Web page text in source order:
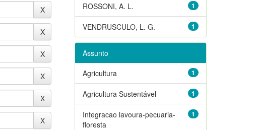
1
ROSSONI, A. L.
1
VENDRUSCULO, L. G.
Assunto
1
Agricultura
1
Agricultura Sustentável
1
Integracao lavoura-pecuaria-
floresta